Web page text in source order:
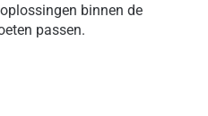
binnen de
passen.